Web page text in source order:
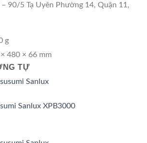
90/5 Tạ Uyên Phường 14, Quận 11,
g
480 × 66 mm
TỰ
Sanlux XPB3000